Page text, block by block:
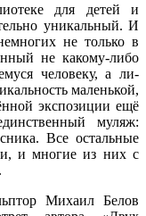
для детей и
уникальный. И
не только в
не какому-либо
человеку, а ли­
маленькой,
экспозиции ещё
муляж:
Все остальные
и многие из них с
Михаил Белов